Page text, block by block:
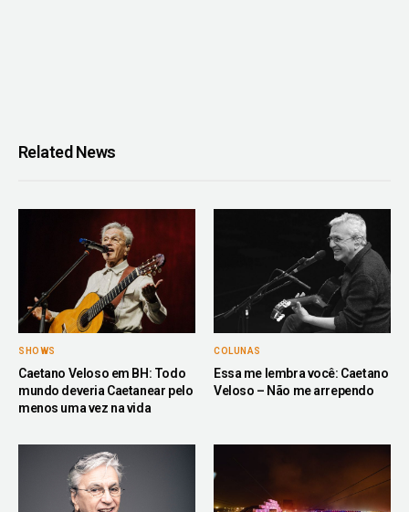
Related News
SHOWS
Caetano Veloso em BH: Todo
mundo deveria Caetanear pelo
menos uma vez na vida
COLUNAS
Essa me lembra você: Caetano
Veloso – Não me arrependo